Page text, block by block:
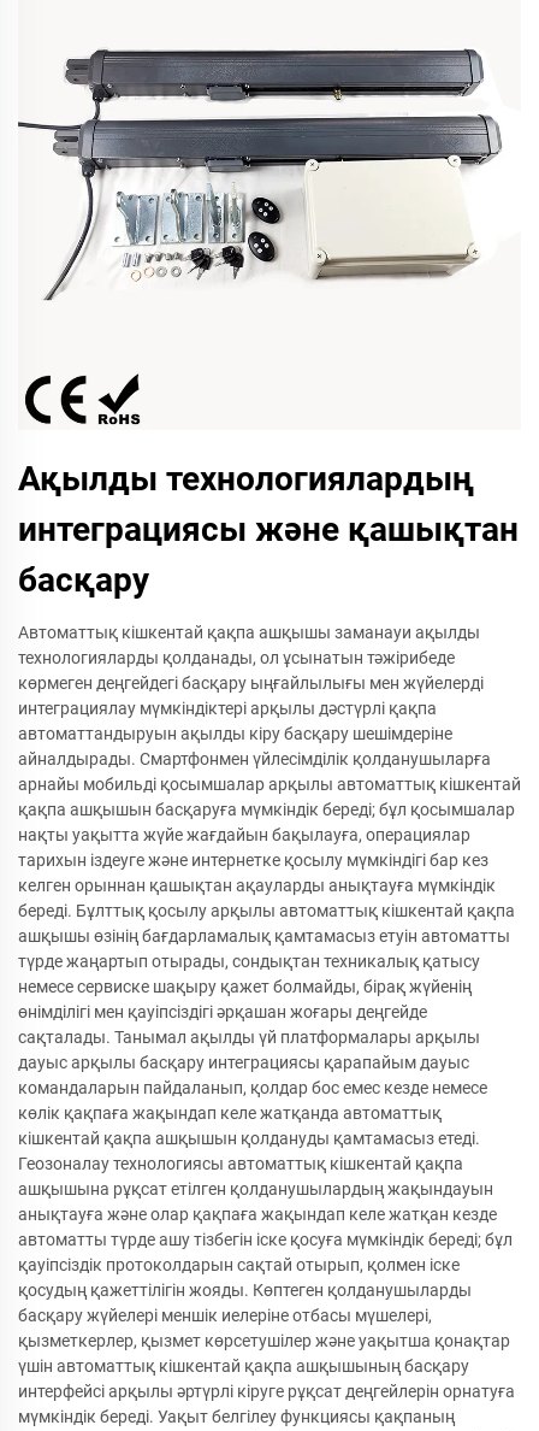
Ақылды технологиялардың
интеграциясы және қашықтан
басқару
Автоматтық кішкентай қақпа ашқышы заманауи ақылды
технологияларды қолданады, ол ұсынатын тәжірибеде
көрмеген деңгейдегі басқару ыңғайлылығы мен жүйелерді
интеграциялау мүмкіндіктері арқылы дәстүрлі қақпа
автоматтандыруын ақылды кіру басқару шешімдеріне
айналдырады. Смартфонмен үйлесімділік қолданушыларға
арнайы мобильді қосымшалар арқылы автоматтық кішкентай
қақпа ашқышын басқаруға мүмкіндік береді; бұл қосымшалар
нақты уақытта жүйе жағдайын бақылауға, операциялар
тарихын іздеуге және интернетке қосылу мүмкіндігі бар кез
келген орыннан қашықтан ақауларды анықтауға мүмкіндік
береді. Бұлттық қосылу арқылы автоматтық кішкентай қақпа
ашқышы өзінің бағдарламалық қамтамасыз етуін автоматты
түрде жаңартып отырады, сондықтан техникалық қатысу
немесе сервиске шақыру қажет болмайды, бірақ жүйенің
өнімділігі мен қауіпсіздігі әрқашан жоғары деңгейде
сақталады. Танымал ақылды үй платформалары арқылы
дауыс арқылы басқару интеграциясы қарапайым дауыс
командаларын пайдаланып, қолдар бос емес кезде немесе
көлік қақпаға жақындап келе жатқанда автоматтық
кішкентай қақпа ашқышын қолдануды қамтамасыз етеді.
Геозоналау технологиясы автоматтық кішкентай қақпа
ашқышына рұқсат етілген қолданушылардың жақындауын
анықтауға және олар қақпаға жақындап келе жатқан кезде
автоматты түрде ашу тізбегін іске қосуға мүмкіндік береді; бұл
қауіпсіздік протоколдарын сақтай отырып, қолмен іске
қосудың қажеттілігін жояды. Көптеген қолданушыларды
басқару жүйелері меншік иелеріне отбасы мүшелері,
қызметкерлер, қызмет көрсетушілер және уақытша қонақтар
үшін автоматтық кішкентай қақпа ашқышының басқару
интерфейсі арқылы әртүрлі кіруге рұқсат деңгейлерін орнатуға
мүмкіндік береді. Уақыт белгілеу функциясы қақпаның